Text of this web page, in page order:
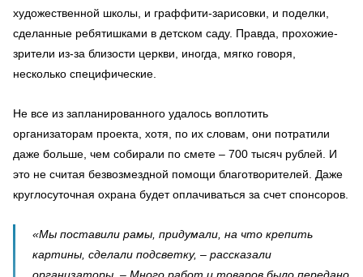
художественной школы, и граффити-зарисовки, и поделки,
сделанные ребятишками в детском саду. Правда, прохожие-
зрители из-за близости церкви, иногда, мягко говоря,
несколько специфические.
Не все из запланированного удалось воплотить
организаторам проекта, хотя, по их словам, они потратили
даже больше, чем собирали по смете – 700 тысяч рублей. И
это не считая безвозмездной помощи благотворителей. Даже
круглосуточная охрана будет оплачиваться за счет спонсоров.
«Мы поставили рамы, придумали, на что крепить
картины, сделали подсветку, – рассказали
организаторы. – Много работ и товаров было передано